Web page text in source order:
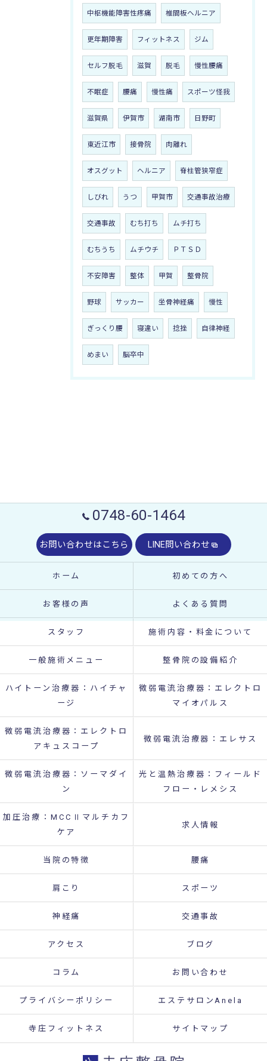
中枢機能障害性疼痛 椎間板ヘルニア
更年期障害 フィットネス ジム
セルフ脱毛 滋賀 脱毛 慢性腰痛
不眠症 腰痛 慢性痛 スポーツ怪我
滋賀県 伊賀市 湖南市 日野町
東近江市 接骨院 肉離れ
オスグット ヘルニア 脊柱管狭窄症
しびれ うつ 甲賀市 交通事故治療
交通事故 むち打ち ムチ打ち
むちうち ムチウチ ＰＴＳＤ
不安障害 整体 甲賀 整骨院
野球 サッカー 坐骨神経痛 慢性
ぎっくり腰 寝違い 捻挫 自律神経
めまい 脳卒中
0748-60-1464
お問い合わせはこちら LINE問い合わせ
ホーム 初めての方へ
お客様の声 よくある質問
スタッフ 施術内容・料金について
一般施術メニュー 整骨院の設備紹介
ハイトーン治療器：ハイチャ
ージ
微弱電流治療器：エレクトロ
マイオパルス
微弱電流治療器：エレクトロ
アキュスコープ
微弱電流治療器：エレサス
微弱電流治療器：ソーマダイ
ン
光と温熱治療器：フィールド
フロー・レメシス
加圧治療：MCCⅡマルチカフ
ケア
求人情報
当院の特徴 腰痛
肩こり スポーツ
神経痛 交通事故
アクセス ブログ
コラム お問い合わせ
プライバシーポリシー エステサロンAnela
寺庄フィットネス サイトマップ